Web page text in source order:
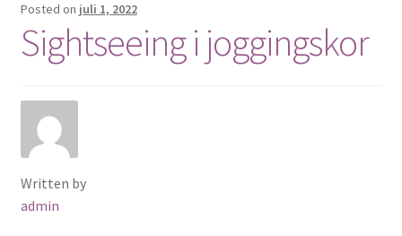
Posted on juli 1, 2022
Sightseeing i joggingskor
Written by
admin